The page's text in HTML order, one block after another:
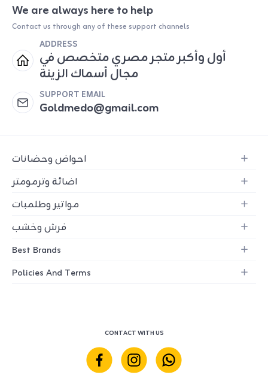
We are always here to help
Contact us through any of these support channels
ADDRESS
أول وأكبر متجر مصري متخصص في
مجال أسماك الزينة
SUPPORT EMAIL
Goldmedo@gmail.com
احواض وحضانات
اضائة وترمومتر
مواتير وطلمبات
فرش وخشب
Best Brands
Policies And Terms
CONTACT WITH US